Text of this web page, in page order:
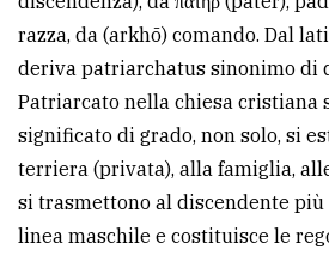
avanzata
LE
ALTRE
TESTATE
razza, da (arkhō) comando. Dal
deriva patriarchatus sinonimo di
Patriarcato nella chiesa cristiana
significato di grado, non solo, si
terriera (privata), alla famiglia,
si trasmettono al discendente
linea maschile e costituisce le